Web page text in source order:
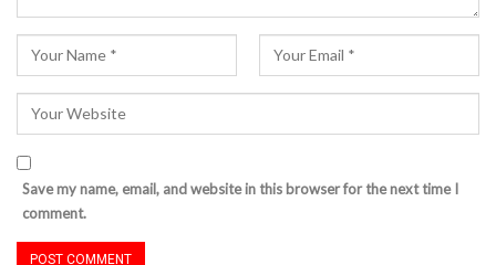
Save my name, email, and website in this browser for the next time I
comment.